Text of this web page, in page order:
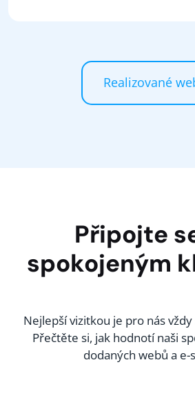
Realizované
Připojte
spokojeným
Nejlepší vizitkou je pro nás
Přečtěte si, jak hodnotí naši
dodaných webů a e-